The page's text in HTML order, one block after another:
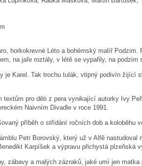
horkokrevné Léto a bohémský malíř
na jaře roztály, v létě se vypařily, na
je Karel. Tak trochu tulák, vtipný podivín žijící
textům pro děti z pera vynikající autorky Ivy
Naivním Divadle v roce 1991.
příběh o střídání ročních dob a koloběhu
Petr Borovský, který už v Alfě
Karpíšek a výpravu přichystá plzeňská
zábavy a malých zázraků, jaké umí jen